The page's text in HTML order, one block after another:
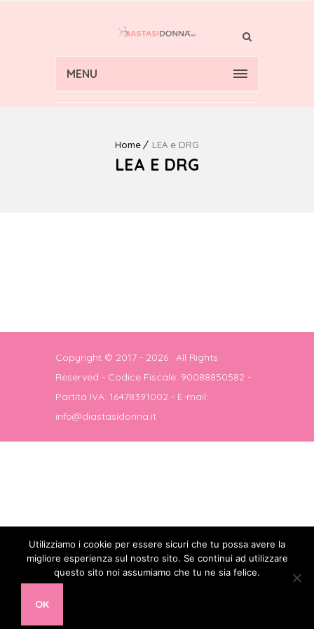
MENU
Home LEA e DRG
LEA E DRG
Copyright © 2017 - 2026 . All Rights
Reserved - Codice Fiscale: 90088850582 -
Partita IVA: 16478391002 - E-mail:
info@diastasidonna.it
Utilizziamo i cookie per essere sicuri che tu possa avere la
migliore esperienza sul nostro sito. Se continui ad utilizzare
questo sito noi assumiamo che tu ne sia felice.
OK